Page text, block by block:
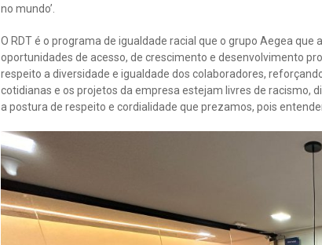
no mundo’.
O RDT é o programa de igualdade racial que o grupo Aegea
oportunidades de acesso, de crescimento e desenvolvimento
respeito a diversidade e igualdade dos colaboradores,
cotidianas e os projetos da empresa estejam livres de racismo,
a postura de respeito e cordialidade que prezamos, pois